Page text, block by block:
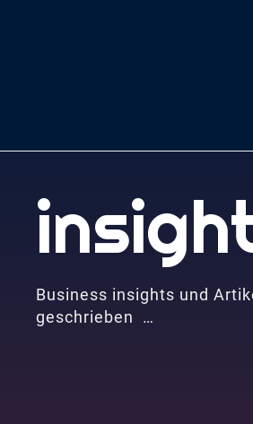
Business insights und
geschrieben …